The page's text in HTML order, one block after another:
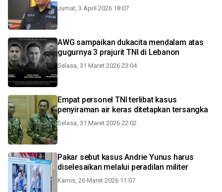
Jumat, 3 April 2026 18:07
AWG sampaikan dukacita mendalam atas
gugurnya 3 prajurit TNI di Lebanon
Selasa, 31 Maret 2026 23:04
Empat personel TNI terlibat kasus
penyiraman air keras ditetapkan tersangka
Selasa, 31 Maret 2026 22:02
Pakar sebut kasus Andrie Yunus harus
diselesaikan melalui peradilan militer
Kamis, 26 Maret 2026 11:07